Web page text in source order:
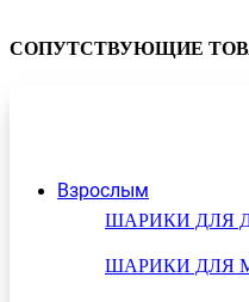
Взрослым
ШАРИКИ ДЛЯ
ШАРИКИ ДЛЯ
СОПУТСТВУЮЩИЕ